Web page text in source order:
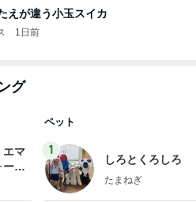
えが違う小玉スイカ
1日前
グ
エマ
ー会
ペット
1
しろとくろしろ
たまねぎ